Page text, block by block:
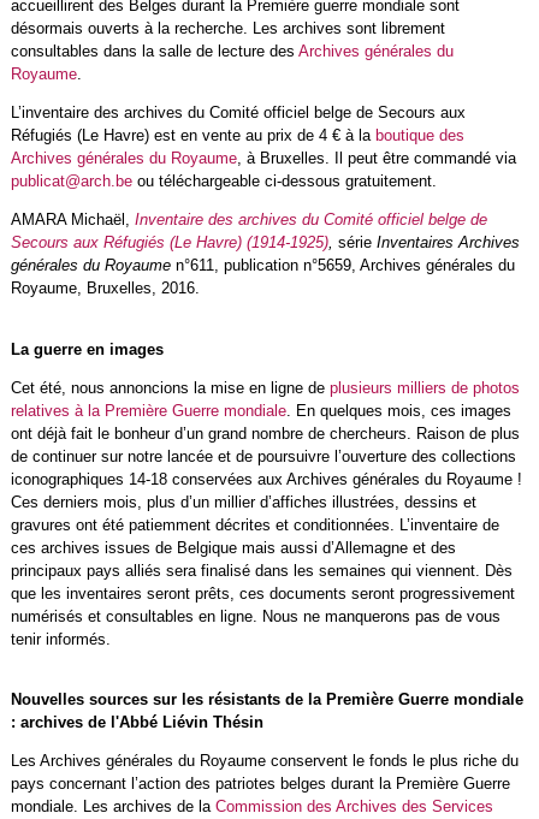
accueillirent des Belges durant la Première guerre mondiale sont
désormais ouverts à la recherche. Les archives sont librement
consultables dans la salle de lecture des Archives générales du
Royaume.
L’inventaire des archives du Comité officiel belge de Secours aux
Réfugiés (Le Havre) est en vente au prix de 4 € à la boutique des
Archives générales du Royaume, à Bruxelles. Il peut être commandé via
publicat@arch.beou téléchargeable ci-dessous gratuitement.
AMARA Michaël, Inventaire des archives du Comité officiel belge de
Secours aux Réfugiés (Le Havre) (1914-1925), série Inventaires Archives
générales du Royaume n°611, publication n°5659, Archives générales du
Royaume, Bruxelles, 2016.
La guerre en images
Cet été, nous annoncions la mise en ligne de plusieurs milliers de photos
relatives à la Première Guerre mondiale. En quelques mois, ces images
ont déjà fait le bonheur d’un grand nombre de chercheurs. Raison de plus
de continuer sur notre lancée et de poursuivre l’ouverture des collections
iconographiques 14-18 conservées aux Archives générales du Royaume !
Ces derniers mois, plus d’un millier d’affiches illustrées, dessins et
gravures ont été patiemment décrites et conditionnées. L’inventaire de
ces archives issues de Belgique mais aussi d’Allemagne et des
principaux pays alliés sera finalisé dans les semaines qui viennent. Dès
que les inventaires seront prêts, ces documents seront progressivement
numérisés et consultables en ligne. Nous ne manquerons pas de vous
tenir informés.
Nouvelles sources sur les résistants de la Première Guerre mondiale
: archives de l'Abbé Liévin Thésin
Les Archives générales du Royaume conservent le fonds le plus riche du
pays concernant l’action des patriotes belges durant la Première Guerre
mondiale. Les archives de la Commission des Archives des Services